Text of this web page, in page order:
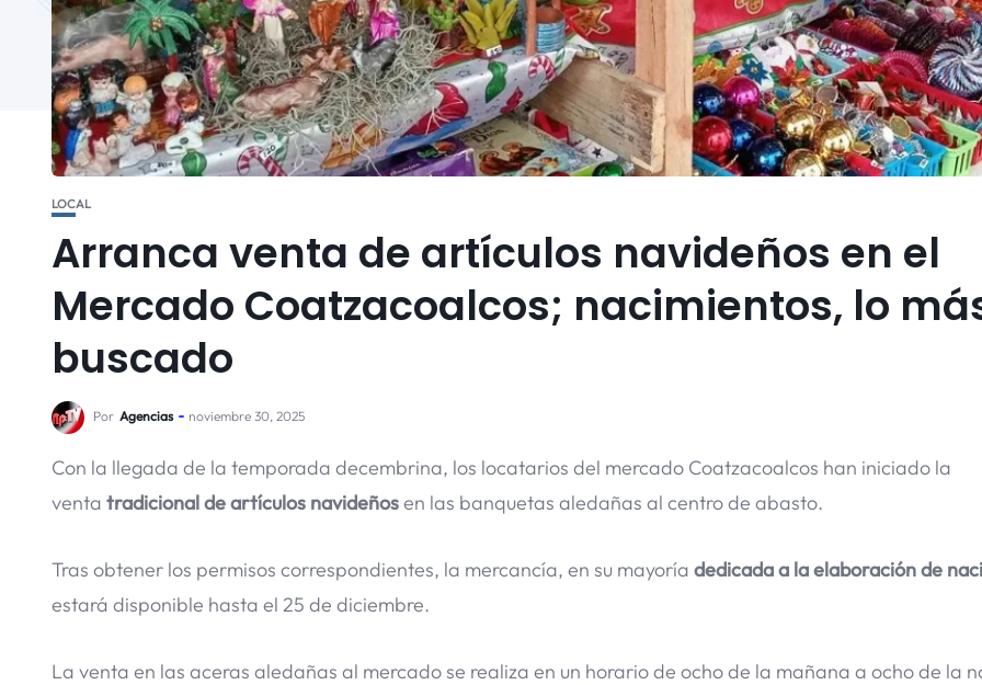
LOCAL
Arranca venta de artículos navideños en el
Mercado Coatzacoalcos; nacimientos, lo
buscado
Por Agencias noviembre 30, 2025
Con la llegada de la temporada decembrina, los locatarios del mercado Coatzacoalcos han iniciado la
venta tradicional de artículos navideñosen las banquetas aledañas al centro de abasto.
Tras obtener los permisos correspondientes, la mercancía, en su mayoría dedicada a la elaboración de
estará disponible hasta el 25 de diciembre.
La venta en las aceras aledañas al mercado se realiza en un horario de ocho de la mañana a ocho de la